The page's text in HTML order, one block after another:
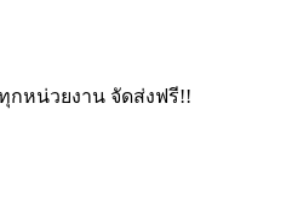
หน่วยงาน จัดส่งฟรี!!